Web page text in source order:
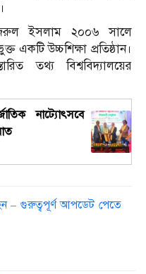
ইসলাম ২০০৬ সালে
একটি উচ্চশিক্ষা প্রতিষ্ঠান।
তথ্য বিশ্ববিদ্যালয়ের
নাট্যোৎসবে
– গুরুত্বপূর্ণ আপডেট পেতে